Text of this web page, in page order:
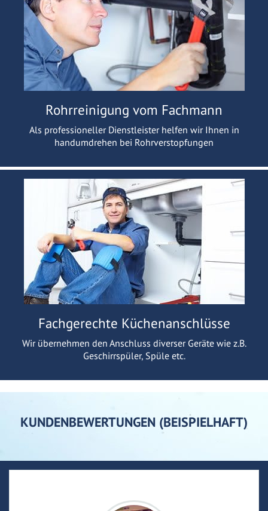
Rohrreinigung vom Fachmann
Als professioneller Dienstleister helfen wir Ihnen in
handumdrehen bei Rohrverstopfungen
Fachgerechte Küchenanschlüsse
Wir übernehmen den Anschluss diverser Geräte wie z.B.
Geschirrspüler, Spüle etc.
KUNDENBEWERTUNGEN (BEISPIELHAFT)